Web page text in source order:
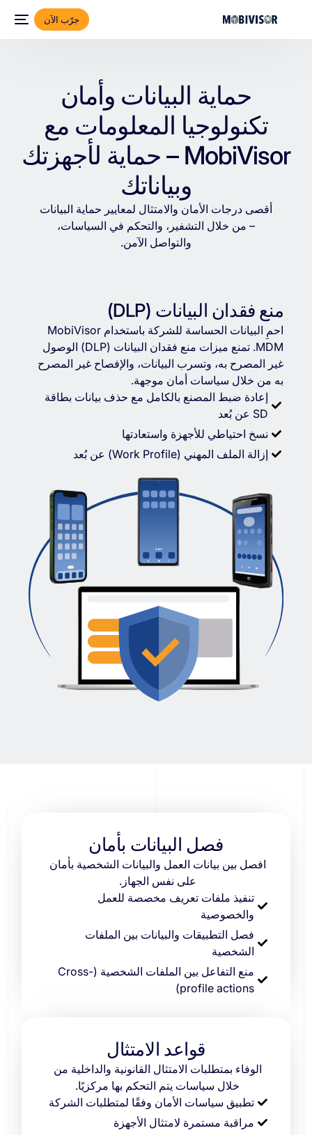
جرّب الآن
حماية البيانات وأمان
تكنولوجيا المعلومات مع
MobiVisor – حماية لأجهزتك
وبياناتك
أقصى درجات الأمان والامتثال لمعايير حماية البيانات
– من خلال التشفير، والتحكم في السياسات،
والتواصل الآمن.
منع فقدان البيانات (DLP)
احمِ البيانات الحساسة للشركة باستخدام MobiVisor
MDM. تمنع ميزات منع فقدان البيانات (DLP) الوصول
غير المصرح به، وتسرب البيانات، والإفصاح غير المصرح
به من خلال سياسات أمان موجهة.
إعادة ضبط المصنع بالكامل مع حذف بيانات بطاقة
SD عن بُعد
نسخ احتياطي للأجهزة واستعادتها
إزالة الملف المهني (Work Profile) عن بُعد
فصل البيانات بأمان
افصل بين بيانات العمل والبيانات الشخصية بأمان
على نفس الجهاز.
تنفيذ ملفات تعريف مخصصة للعمل
والخصوصية
فصل التطبيقات والبيانات بين الملفات
الشخصية
منع التفاعل بين الملفات الشخصية (Cross-
profile actions)
قواعد الامتثال
الوفاء بمتطلبات الامتثال القانونية والداخلية من
خلال سياسات يتم التحكم بها مركزيًا.
تطبيق سياسات الأمان وفقًا لمتطلبات الشركة
مراقبة مستمرة لامتثال الأجهزة